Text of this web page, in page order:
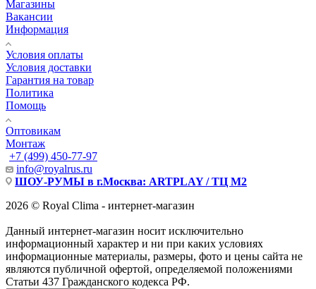
Магазины
Вакансии
Информация
Условия оплаты
Условия доставки
Гарантия на товар
Политика
Помощь
Оптовикам
Монтаж
+7 (499) 450-77-97
info@royalrus.ru
ШОУ-РУМЫ в г.Москва: ARTPLAY / ТЦ М2
2026 © Royal Clima - интернет-магазин
Данный интернет-магазин носит исключительно
информационный характер и ни при каких условиях
информационные материалы, размеры, фото и цены сайта не
являются публичной офертой, определяемой положениями
Статьи 437 Гражданского кодекса РФ.